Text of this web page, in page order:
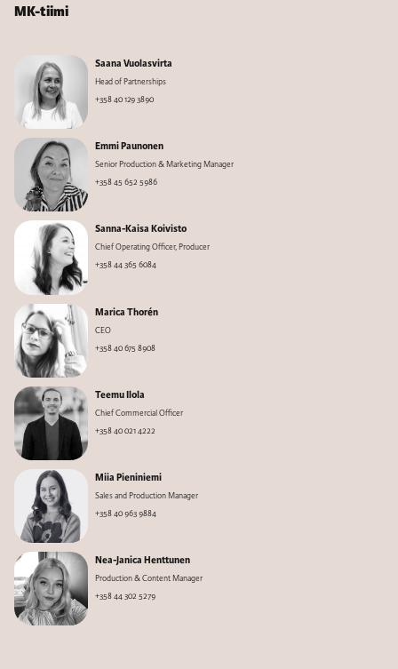
MK-tiimi
Saana Vuolasvirta
Head of Partnerships
+358 40 129 3890
Emmi Paunonen
Senior Production & Marketing Manager
+358 45 652 5986
Sanna-Kaisa Koivisto
Chief Operating Officer, Producer
+358 44 365 6084
Marica Thorén
CEO
+358 40 675 8908
Teemu Ilola
Chief Commercial Officer
+358 40 021 4222
Miia Pieniniemi
Sales and Production Manager
+358 40 963 9884
Nea-Janica Henttunen
Production & Content Manager
+358 44 302 5279